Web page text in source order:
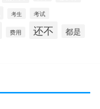
考生 考试
费用 还不 都是